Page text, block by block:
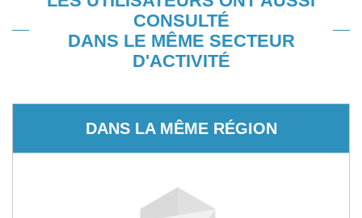
CONSULTÉ
DANS LE MÊME SECTEUR
D'ACTIVITÉ
DANS LA MÊME RÉGION